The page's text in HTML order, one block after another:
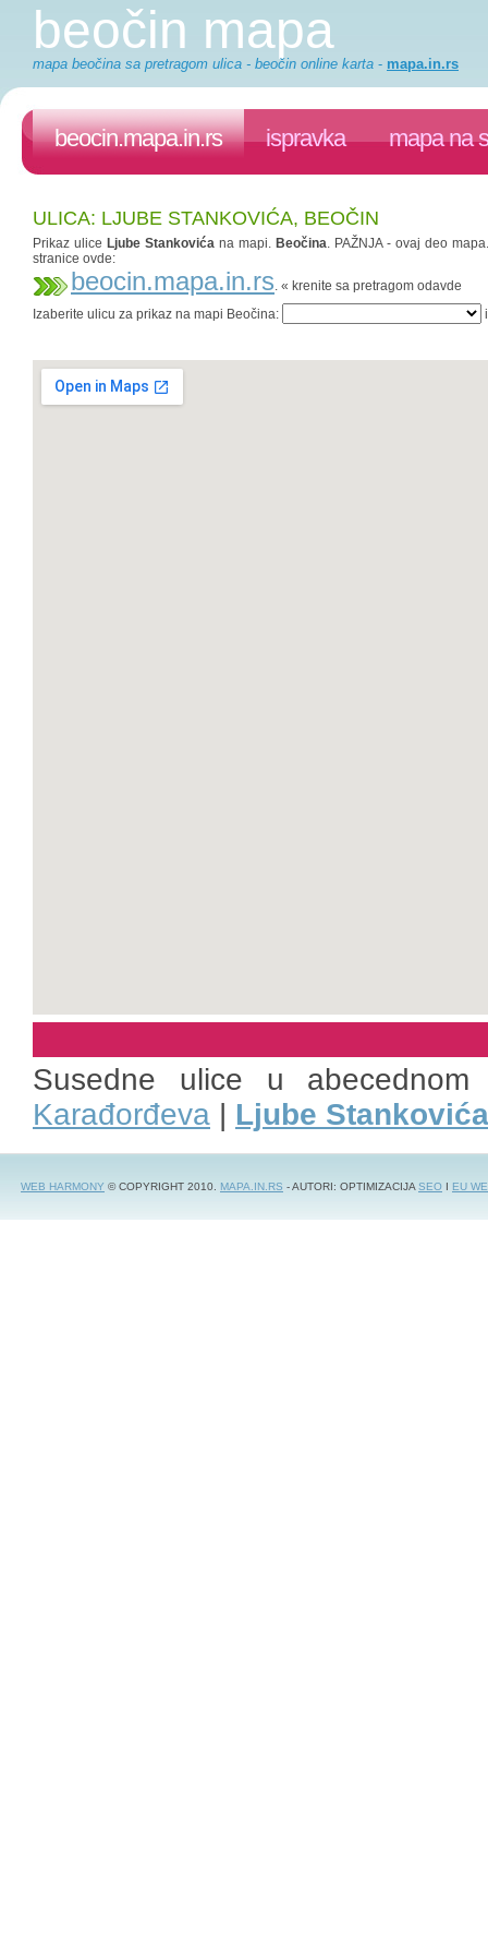
beočin mapa
mapa beočina sa pretragom ulica - beočin online karta - mapa.in.rs
beocin.mapa.in.rs ispravka mapa na
ULICA: LJUBE STANKOVIĆA, BEOČIN
Prikaz ulice Ljube Stankovića na mapi. Beočina. PAŽNJA - ovaj deo
stranice ovde:
beocin.mapa.in.rs. « krenite sa pretragom odavde
Izaberite ulicu za prikaz na mapi Beočina:
Susedne ulice u
Karađorđeva | Ljube Stankovića
WEB HARMONY © COPYRIGHT 2010. MAPA.IN.RS - AUTORI: OPTIMIZACIJASEO I EU